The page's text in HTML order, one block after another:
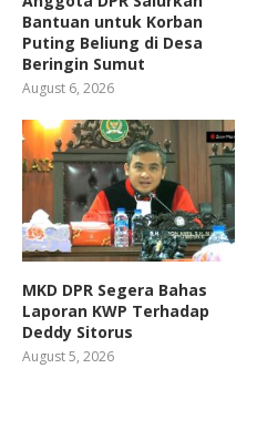
Bantuan untuk Korban
Puting Beliung di Desa
Beringin Sumut
August 6, 2026
MKD DPR Segera Bahas
Laporan KWP Terhadap
Deddy Sitorus
August 5, 2026